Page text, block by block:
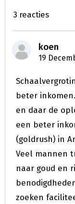
3 reacties
koen
19
beter
en daar de
een beter
(goldrush) in
Veel mannen
naar goud en
zoeken